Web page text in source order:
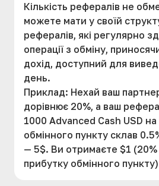
Кількість рефералів не
можете мати у своїй
рефералів, які регулярно
операції з обміну,
дохід, доступний для
день.
Приклад: Нехай ваш
дорівнює 20%, а ваш
1000 Advanced Cash USD
обмінного пункту склав
— 5$. Ви отримаєте $1 (20%
прибутку обмінного